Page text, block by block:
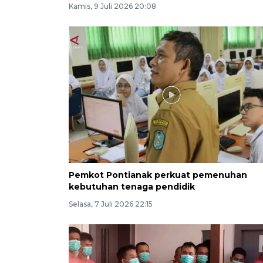
Kamis, 9 Juli 2026 20:08
Pemkot Pontianak perkuat pemenuhan
kebutuhan tenaga pendidik
Selasa, 7 Juli 2026 22:15